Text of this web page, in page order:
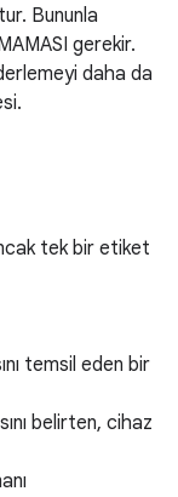
Bununla
gerekir.
daha da
tek bir etiket
temsil eden bir
belirten, cihaz